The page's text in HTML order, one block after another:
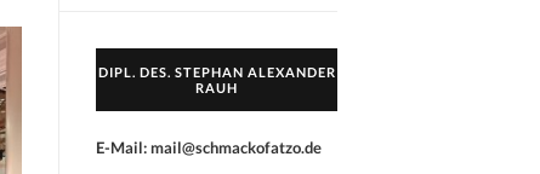
DIPL. DES. STEPHAN ALEXANDER
RAUH
E-Mail: mail@schmackofatzo.de